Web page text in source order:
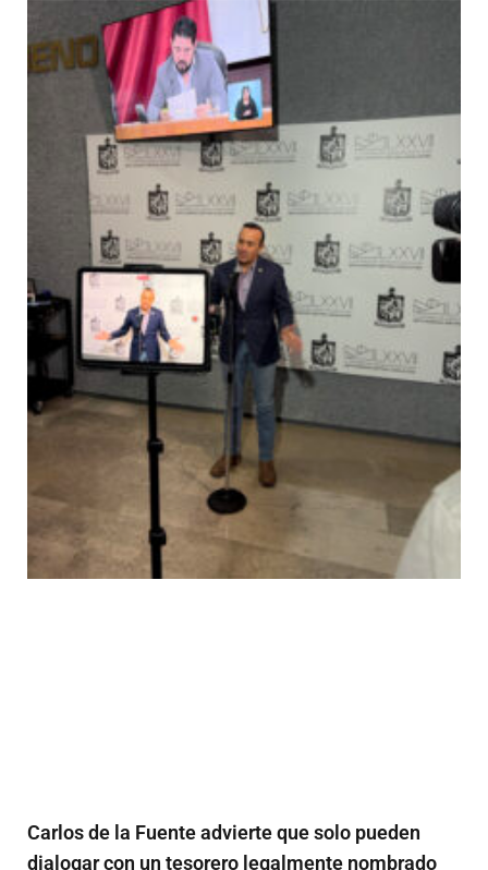
Carlos de la Fuente advierte que solo pueden
dialogar con un tesorero legalmente nombrado